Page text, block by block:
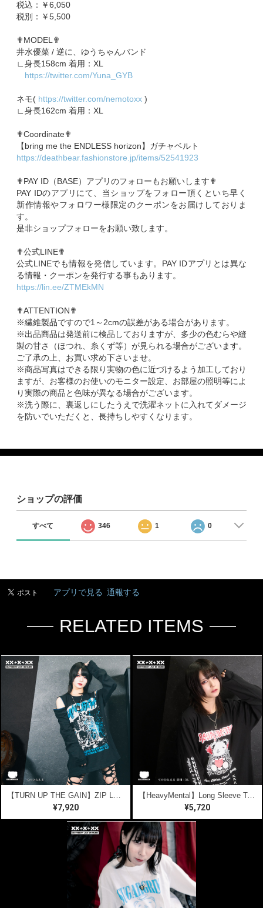
税込：￥6,050
税別：￥5,500
✟MODEL✟
井水優菜 / 逆に、ゆうちゃんバンド
∟身長158cm 着用：XL
https://twitter.com/Yuna_GYB
ネモ( https://twitter.com/nemotoxx )
∟身長162cm 着用：XL
✟Coordinate✟
【bring me the ENDLESS horizon】ガチャベルト
https://deathbear.fashionstore.jp/items/52541923
✟PAY ID（BASE）アプリのフォローもお願いします✟
PAY IDのアプリにて、当ショップをフォロー頂くといち早く
新作情報やフォロワー様限定のクーポンをお届けしておりま
す。
是非ショップフォローをお願い致します。
✟公式LINE✟
公式LINEでも情報を発信しています。PAY IDアプリとは異な
る情報・クーポンを発行する事もあります。
https://lin.ee/ZTMEkMN
✟ATTENTION✟
※繊維製品ですので1～2cmの誤差がある場合があります。
※出品商品は発送前に検品しておりますが、多少の色むらや縫
製の甘さ（ほつれ、糸くず等）が見られる場合がございます。
ご了承の上、お買い求め下さいませ。
※商品写真はできる限り実物の色に近づけるよう加工しており
ますが、お客様のお使いのモニター設定、お部屋の照明等によ
り実際の商品と色味が異なる場合がございます。
※洗う際に、裏返しにしたうえで洗濯ネットに入れてダメージ
を防いでいただくと、長持ちしやすくなります。
ショップの評価
すべて 346 1 0
アプリで見る 通報する
RELATED ITEMS
¥7,920
【HeavyMental】Long Sleeve T-SHIRTS
¥5,720